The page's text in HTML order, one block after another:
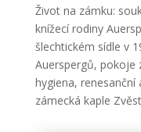
Život na zámku:
knížecí rodiny
šlechtickém sídle v
Auerspergů, pokoje
hygiena,
zámecká kaple